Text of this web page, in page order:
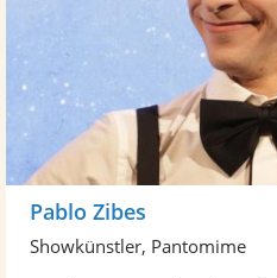
Pablo Zibes
Showkünstler, Pantomime